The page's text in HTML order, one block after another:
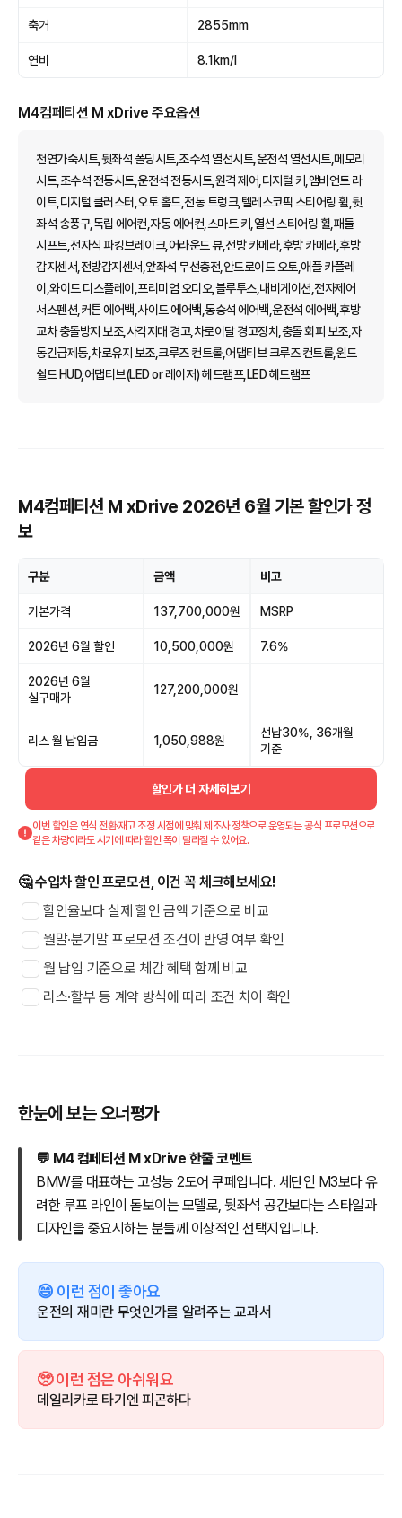
축거 2855mm
연비 8.1km/l
M4컴페티션 M xDrive 주요옵션
천연가죽시트,뒷좌석 폴딩시트,조수석 열선시트,운전석 열선시트,메모리
시트,조수석 전동시트,운전석 전동시트,원격 제어,디지털 키,앰비언트 라
이트,디지털 클러스터,오토 홀드,전동 트렁크,텔레스코픽 스티어링 휠,뒷
좌석 송풍구,독립 에어컨,자동 에어컨,스마트 키,열선 스티어링 휠,패들
시프트,전자식 파킹브레이크,어라운드 뷰,전방 카메라,후방 카메라,후방
감지센서,전방감지센서,앞좌석 무선충전,안드로이드 오토,애플 카플레
이,와이드 디스플레이,프리미엄 오디오,블루투스,내비게이션,전자제어
서스펜션,커튼 에어백,사이드 에어백,동승석 에어백,운전석 에어백,후방
교차 충돌방지 보조,사각지대 경고,차로이탈 경고장치,충돌 회피 보조,자
동긴급제동,차로유지 보조,크루즈 컨트롤,어댑티브 크루즈 컨트롤,윈드
쉴드 HUD,어댑티브(LED or 레이저) 헤드램프,LED 헤드램프
M4컴페티션 M xDrive 2026년 6월 기본 할인가 정
보
구분 금액 비고
기본가격 137,700,000원 MSRP
2026년 6월 할인 10,500,000원 7.6%
2026년 6월
실구매가
127,200,000원
리스 월 납입금 1,050,988원
선납30%, 36개월
기준
할인가 더 자세히보기
이번 할인은 연식 전환·재고 조정 시점에 맞춰 제조사 정책으로 운영되는 공식 프로모션으로
같은 차량이라도 시기에 따라 할인 폭이 달라질 수 있어요.
🤔 수입차 할인 프로모션, 이건 꼭 체크해보세요!
할인율보다 실제 할인 금액 기준으로 비교
월말·분기말 프로모션 조건이 반영 여부 확인
월 납입 기준으로 체감 혜택 함께 비교
리스·할부 등 계약 방식에 따라 조건 차이 확인
한눈에 보는 오너평가
💬 M4 컴페티션 M xDrive 한줄 코멘트
BMW를 대표하는 고성능 2도어 쿠페입니다. 세단인 M3보다 유
려한 루프 라인이 돋보이는 모델로, 뒷좌석 공간보다는 스타일과
디자인을 중요시하는 분들께 이상적인 선택지입니다.
😄 이런 점이 좋아요
운전의 재미란 무엇인가를 알려주는 교과서
🥺 이런 점은 아쉬워요
데일리카로 타기엔 피곤하다